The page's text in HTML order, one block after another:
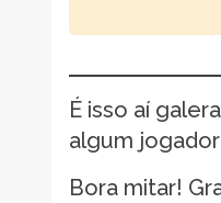
É isso aí
algum
Bora mitar!